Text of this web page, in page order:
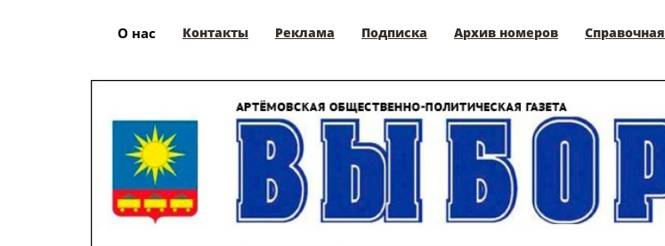
О нас Контакты Реклама Подписка Архив номеров Справочная